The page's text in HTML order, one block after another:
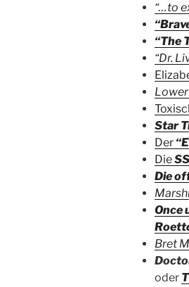
“…to
“The
“Dr.
Star
Der
Die
Die
Once
Bret
oder